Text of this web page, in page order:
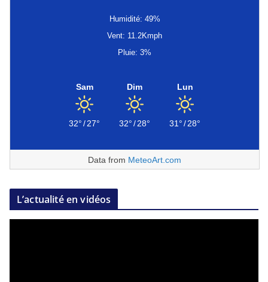
Humidité: 49%
Vent: 11.2Kmph
Pluie: 3%
Sam
32°/27°
Dim
32°/28°
Lun
31°/28°
Data from MeteoArt.com
L’actualité en vidéos